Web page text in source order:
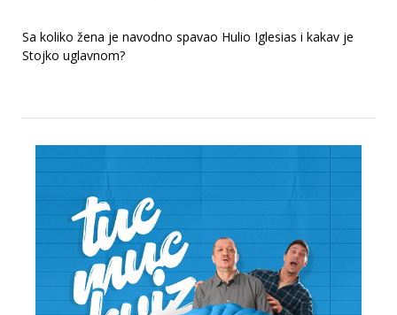
Sa koliko žena je navodno spavao Hulio Iglesias i kakav je
Stojko uglavnom?